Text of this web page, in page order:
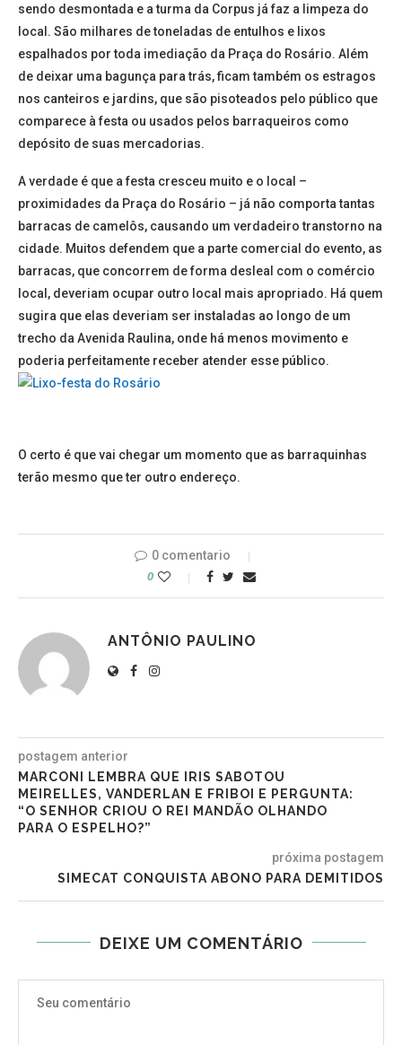
sendo desmontada e a turma da Corpus já faz a limpeza do
local. São milhares de toneladas de entulhos e lixos
espalhados por toda imediação da Praça do Rosário. Além
de deixar uma bagunça para trás, ficam também os estragos
nos canteiros e jardins, que são pisoteados pelo público que
comparece à festa ou usados pelos barraqueiros como
depósito de suas mercadorias.
A verdade é que a festa cresceu muito e o local –
proximidades da Praça do Rosário – já não comporta tantas
barracas de camelôs, causando um verdadeiro transtorno na
cidade. Muitos defendem que a parte comercial do evento, as
barracas, que concorrem de forma desleal com o comércio
local, deveriam ocupar outro local mais apropriado. Há quem
sugira que elas deveriam ser instaladas ao longo de um
trecho da Avenida Raulina, onde há menos movimento e
poderia perfeitamente receber atender esse público.
O certo é que vai chegar um momento que as barraquinhas
terão mesmo que ter outro endereço.
0 comentario
0
ANTÔNIO PAULINO
postagem anterior
MARCONI LEMBRA QUE IRIS SABOTOU
MEIRELLES, VANDERLAN E FRIBOI E PERGUNTA:
“O SENHOR CRIOU O REI MANDÃO OLHANDO
PARA O ESPELHO?”
próxima postagem
SIMECAT CONQUISTA ABONO PARA DEMITIDOS
DEIXE UM COMENTÁRIO